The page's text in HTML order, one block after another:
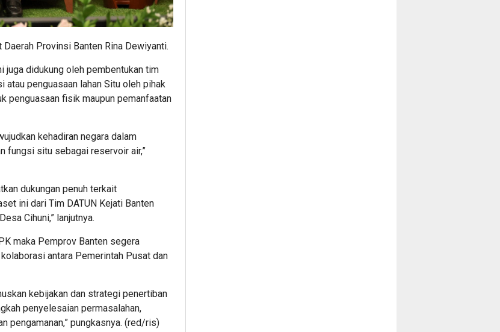
Provinsi Banten Rina Dewiyanti.
juga didukung oleh pembentukan tim
penguasaan lahan Situ oleh pihak
penguasaan fisik maupun pemanfaatan
kehadiran negara dalam
fungsi situ sebagai reservoir air,”
dukungan penuh terkait
ini dari Tim DATUN Kejati Banten
Cihuni,” lanjutnya.
maka Pemprov Banten segera
antara Pemerintah Pusat dan
kebijakan dan strategi penertiban
penyelesaian permasalahan,
pengamanan,” pungkasnya. (red/ris)